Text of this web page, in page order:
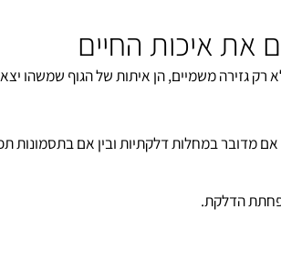
איכות החיים
משמיים, הן איתות של הגוף שמשהו יצא
במחלות דלקתיות ובין אם בתסמונות